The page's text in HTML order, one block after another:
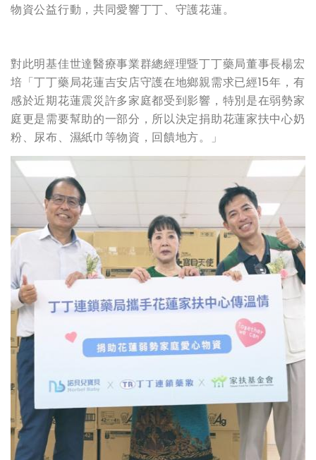
物資公益行動，共同愛響丁丁、守護花蓮。
對此明基佳世達醫療事業群總經理暨丁丁藥局董事長楊宏
培「丁丁藥局花蓮吉安店守護在地鄉親需求已經15年，有
感於近期花蓮震災許多家庭都受到影響，特別是在弱勢家
庭更是需要幫助的一部分，所以決定捐助花蓮家扶中心奶
粉、尿布、濕紙巾等物資，回饋地方。」